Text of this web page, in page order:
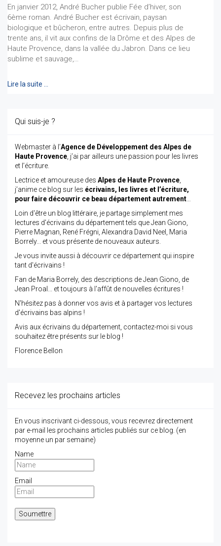
En janvier 2012, André Bucher publie Fée d’hiver, son
6ème roman. André Bucher est écrivain, paysan
biologique et bûcheron, entre autres. Depuis plus de
trente ans, il vit aux confins de la Drôme et des Alpes de
Hau­te Provence, dans la vallée du Jabron. Dans ce lieu
sublime et sau­vage,…
Lire la suite …
Qui suis-je ?
Webmaster à l’Agence de Développement des Alpes de
Haute Provence , j’ai par ailleurs une passion pour les livres
et l’écriture.
Lectrice et amoureuse des Alpes de Haute Provence
j’anime ce blog sur les écrivains, les livres et l’écriture,
pour faire découvrir ce beau département autrement
Loin d'être un blog littéraire, je partage simplement mes
lectures d'écrivains du département tels que Jean Giono,
Pierre Magnan, René Frégni, Alexandra David Neel, Maria
Borrely... et vous présente de nouveaux auteurs.
Je vous invite aussi à découvrir ce département qui inspire
tant d'écrivains !
Fan de Maria Borrely, des descriptions de Jean Giono, de
Jean Proal... et toujours à l'affût de nouvelles écritures !
N'hésitez pas à donner vos avis et à partager vos lectures
d'écrivains bas alpins !
Avis aux écrivains du département, contactez-moi si vous
souhaitez être présents sur le blog !
Florence Bellon
Recevez les prochains articles
En vous inscrivant ci-dessous, vous recevrez directement
par e-mail les prochains articles publiés sur ce blog. (en
moyenne un par semaine)
Name
Email